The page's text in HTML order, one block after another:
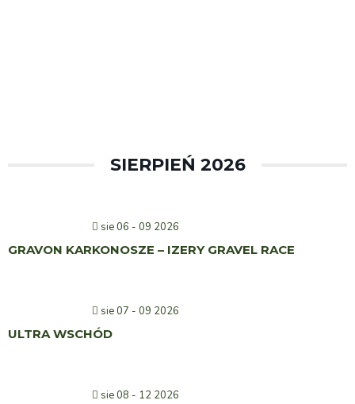
SIERPIEŃ 2026
sie 06 - 09 2026
GRAVON KARKONOSZE – IZERY GRAVEL RACE
sie 07 - 09 2026
ULTRA WSCHÓD
sie 08 - 12 2026